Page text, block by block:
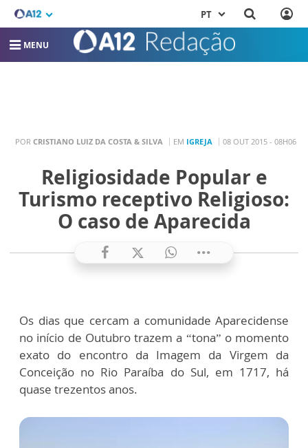
PT
MENU
POR CRISTIANO LUIZ DA COSTA & SILVA EM IGREJA 08 OUT 2015 - 08H06
Religiosidade Popular e
Turismo receptivo Religioso:
O caso de Aparecida
Os dias que cercam a comunidade Aparecidense
no início de Outubro trazem a “tona” o momento
exato do encontro da Imagem da Virgem da
Conceição no Rio Paraíba do Sul, em 1717, há
quase trezentos anos.